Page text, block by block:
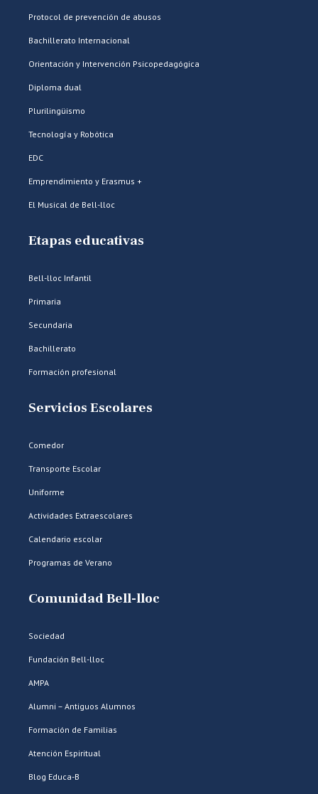
Protocol de prevención de abusos
Bachillerato Internacional
Orientación y Intervención Psicopedagógica
Diploma dual
Plurilingüismo
Tecnología y Robótica
EDC
Emprendimiento y Erasmus +
El Musical de Bell-lloc
Etapas educativas
Bell-lloc Infantil
Primaria
Secundaria
Bachillerato
Formación profesional
Servicios Escolares
Comedor
Transporte Escolar
Uniforme
Actividades Extraescolares
Calendario escolar
Programas de Verano
Comunidad Bell-lloc
Sociedad
Fundación Bell-lloc
AMPA
Alumni – Antiguos Alumnos
Formación de Familias
Atención Espiritual
Blog Educa-B